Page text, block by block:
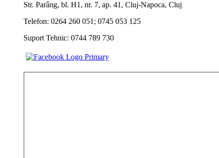
Str. Parâng, bl. H1, nr. 7, ap. 41, Cluj-Napoca, Cluj
Telefon: 0264 260 051; 0745 053 125
Suport Tehnic: 0744 789 730